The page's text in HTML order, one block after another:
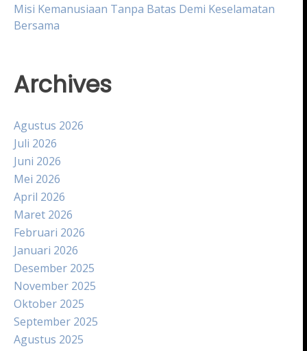
Misi Kemanusiaan Tanpa Batas Demi Keselamatan
Bersama
Archives
Agustus 2026
Juli 2026
Juni 2026
Mei 2026
April 2026
Maret 2026
Februari 2026
Januari 2026
Desember 2025
November 2025
Oktober 2025
September 2025
Agustus 2025